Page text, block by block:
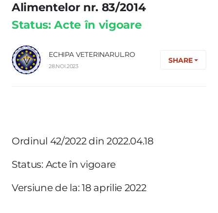
Alimentelor nr. 83/2014
Status: Acte în vigoare
ECHIPA VETERINARUL.RO
28.NOI.2023
SHARE
Ordinul 42/2022 din 2022.04.18
Status: Acte în vigoare
Versiune de la: 18 aprilie 2022